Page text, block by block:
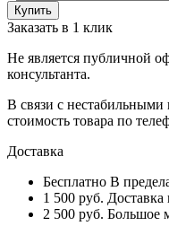
Заказать в 1 клик
Не является публичной
консультанта.
В связи с
стоимость товара по
Доставка
Бесплатно В
1 500 руб. Доставка
2 500 руб. Большое